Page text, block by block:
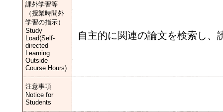
課外学習等
（授業時間外
学習の指示）
Study
Load(Self-
directed
Learning
Outside
Course Hours)
自主的に関連の論文を検索し、
注意事項
Notice for
Students